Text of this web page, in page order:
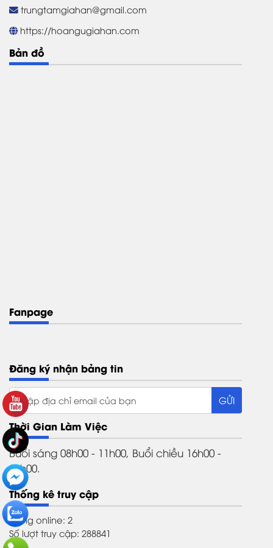
trungtamgiahan@gmail.com
https://hoangugiahan.com
Bản đồ
Fanpage
Đăng ký nhận bảng tin
Thời Gian Làm Việc
Buổi sáng 08h00 - 11h00, Buổi chiều 16h00 -
21h00.
Thống kê truy cập
Đang online: 2
Số lượt truy cập: 288841